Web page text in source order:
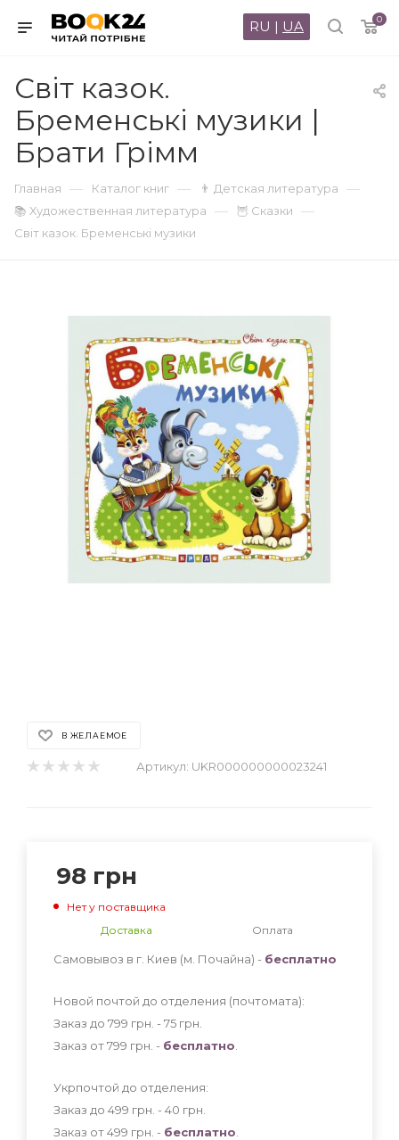
0
RU | UA
Світ казок.
Бременські музики |
Брати Грімм
Главная — Каталог книг — 👨 Детская литература —
📚 Художественная литература — 🦉 Сказки —
Світ казок. Бременські музики
В ЖЕЛАЕМОЕ
Артикул: UKR000000000023241
98 грн
Нет у поставщика
Доставка
Оплата
Самовывоз в г. Киев (м. Почайна) - бесплатно
Новой почтой до отделения (почтомата):
Заказ до 799 грн. - 75 грн
Заказ от 799 грн. - бесплатно
Укрпочтой до отделения:
Заказ до 499 грн. - 40 грн
Заказ от 499 грн. - бесплатно